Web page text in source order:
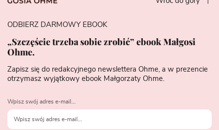
ODBIERZ DARMOWY EBOOK
„Szczęście trzeba sobie zrobić” ebook Małgosi
Ohme.
Zapisz się do redakcyjnego newslettera Ohme, a w prezencie
otrzymasz wyjątkowy ebook Małgorzaty Ohme.
Wpisz swój adres e-mail...